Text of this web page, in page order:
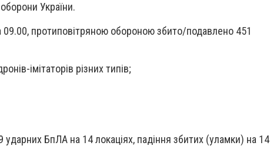
України.
протиповітряною обороною збито/подавлено 451
імітаторів різних типів;
ударних БпЛА на 14 локаціях, падіння збитих (уламки) на 14